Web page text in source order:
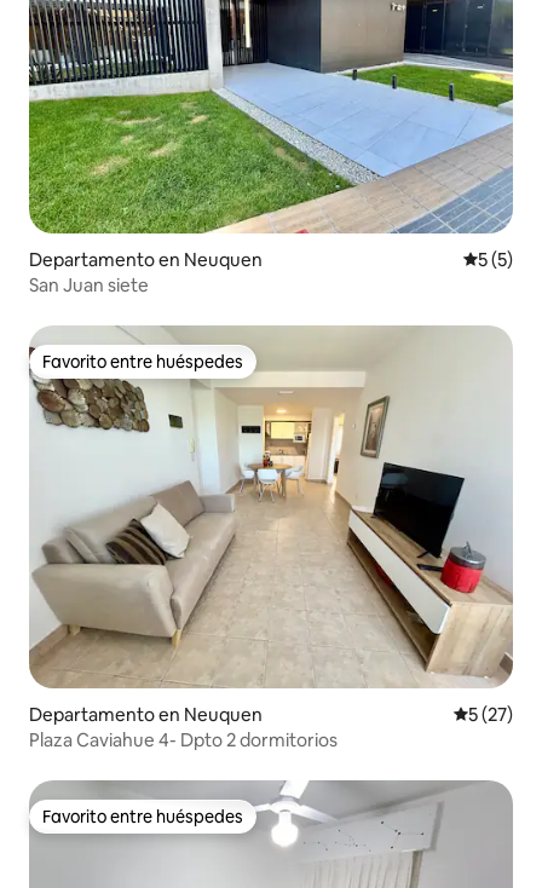
Departamento en Neuquen
5 (5)
San Juan siete
Favorito entre huéspedes
Favorito entre huéspedes
Departamento en Neuquen
5 (27)
Plaza Caviahue 4- Dpto 2 dormitorios
Favorito entre huéspedes
Favorito entre huéspedes